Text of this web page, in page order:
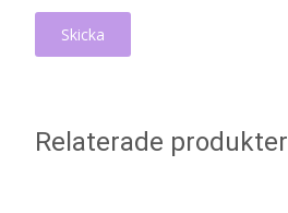
Relaterade produkter